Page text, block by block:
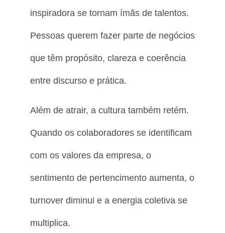
inspiradora se tornam ímãs de talentos.
Pessoas querem fazer parte de negócios
que têm propósito, clareza e coerência
entre discurso e prática.
Além de atrair, a cultura também retém.
Quando os colaboradores se identificam
com os valores da empresa, o
sentimento de pertencimento aumenta, o
turnover diminui e a energia coletiva se
multiplica.